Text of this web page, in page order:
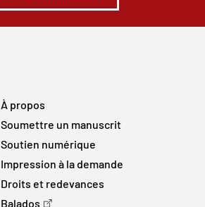
À propos
Soumettre un manuscrit
Soutien numérique
Impression à la demande
Droits et redevances
Balados